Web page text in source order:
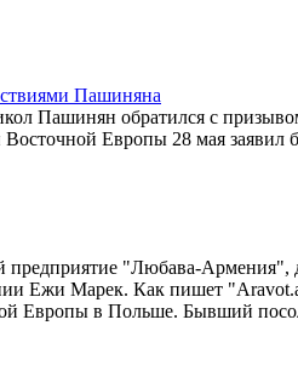
Пашиняна
Пашинян обратился с
Восточной Европы 28 мая
предприятие "Любава-
Ежи Марек. Как пишет
Европы в Польше. Бывший